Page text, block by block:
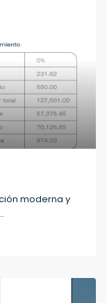
moderna y